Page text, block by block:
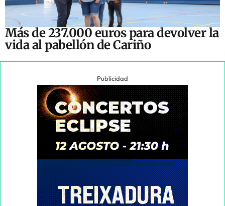
Más de 237.000 euros para devolver la
vida al pabellón de Cariño
Publicidad